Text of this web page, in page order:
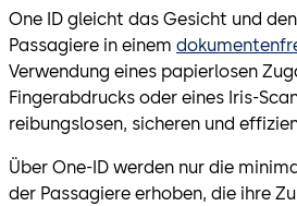
One ID gleicht das Gesicht und
Passagiere in einem
Verwendung eines papierlosen
Fingerabdrucks oder eines Iris-
reibungslosen, sicheren und
Über One-ID werden nur die
der Passagiere erhoben, die ihre